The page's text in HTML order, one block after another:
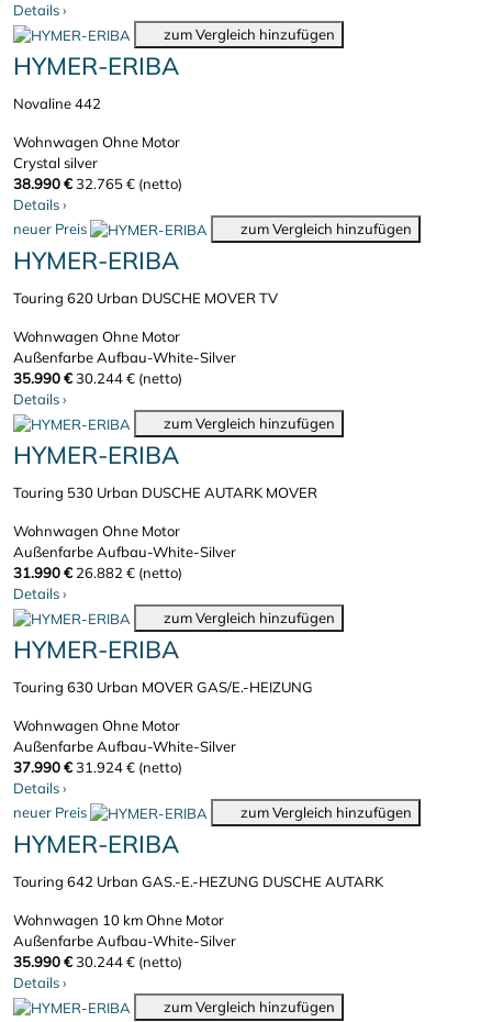
Details›
zum Vergleich hinzufügen
HYMER-ERIBA
Novaline 442
Wohnwagen Ohne Motor
Crystal silver
38.990 €32.765 € (netto)
Details›
neuer Preis
zum Vergleich hinzufügen
HYMER-ERIBA
Touring 620 Urban DUSCHE MOVER TV
Wohnwagen Ohne Motor
Außenfarbe Aufbau-White-Silver
35.990 €30.244 € (netto)
Details›
zum Vergleich hinzufügen
HYMER-ERIBA
Touring 530 Urban DUSCHE AUTARK MOVER
Wohnwagen Ohne Motor
Außenfarbe Aufbau-White-Silver
31.990 € 26.882 € (netto)
Details›
zum Vergleich hinzufügen
HYMER-ERIBA
Touring 630 Urban MOVER GAS/E.-HEIZUNG
Wohnwagen Ohne Motor
Außenfarbe Aufbau-White-Silver
37.990 €31.924 € (netto)
Details›
neuer Preis
zum Vergleich hinzufügen
HYMER-ERIBA
Touring 642 Urban GAS.-E.-HEZUNG DUSCHE AUTARK
Wohnwagen 10 kmOhne Motor
Außenfarbe Aufbau-White-Silver
35.990 €30.244 € (netto)
Details›
zum Vergleich hinzufügen